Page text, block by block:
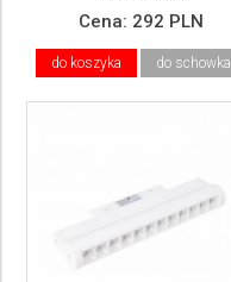
Cena: 292 PLN
do koszyka do schowka